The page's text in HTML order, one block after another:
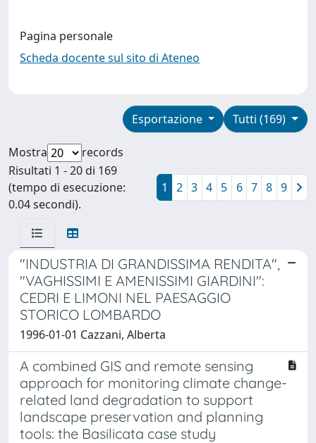
Pagina personale
Scheda docente sul sito di Ateneo
Tutti (169)
Esportazione
Mostra
records
Risultati 1 - 20 di 169
(tempo di esecuzione:
0.04 secondi).
1 2 3 4 5 6 7 8 9
"INDUSTRIA DI GRANDISSIMA RENDITA",
"VAGHISSIMI E AMENISSIMI GIARDINI":
CEDRI E LIMONI NEL PAESAGGIO
STORICO LOMBARDO
1996-01-01 Cazzani, Alberta
A combined GIS and remote sensing
approach for monitoring climate change-
related land degradation to support
landscape preservation and planning
tools: the Basilicata case study